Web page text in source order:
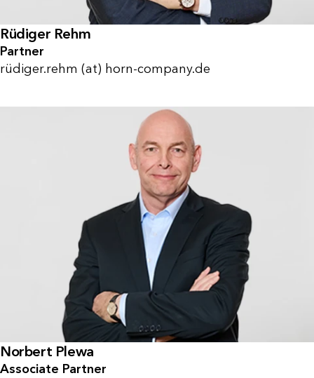
Rüdiger Rehm
Partner
rüdiger.rehm (at) horn-company.de
Norbert Plewa
Associate Partner